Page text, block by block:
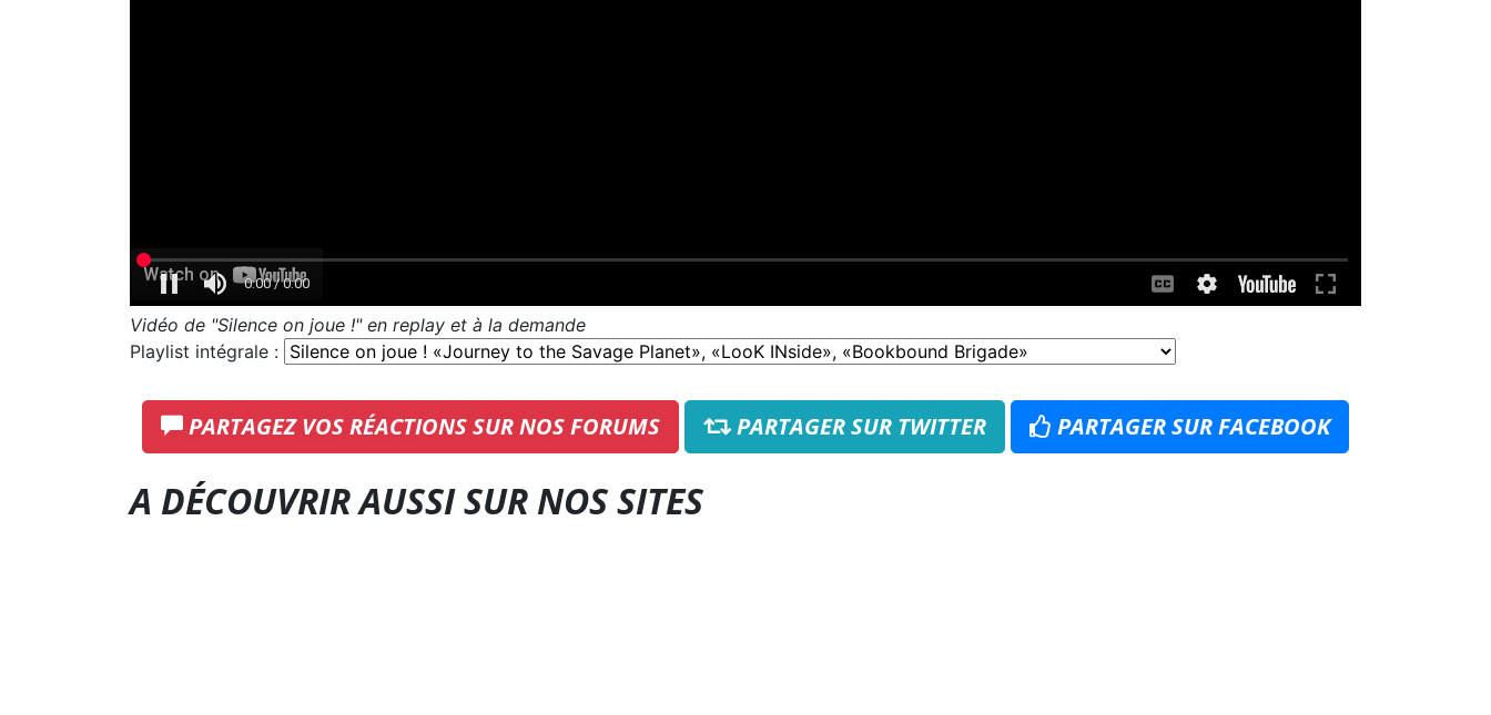
Vidéo de "Silence on joue !" en replay et à la demande
Playlist intégrale :
PARTAGEZ VOS RÉACTIONS SUR NOS FORUMS PARTAGER SUR TWITTER PARTAGER SUR FACEBOOK
A DÉCOUVRIR AUSSI SUR NOS SITES